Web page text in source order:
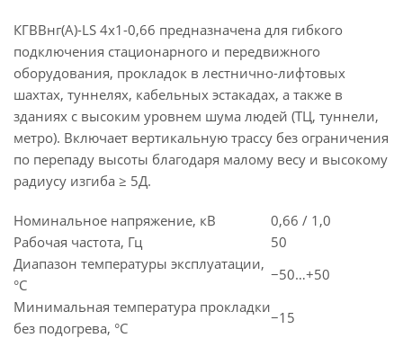
КГВВнг(А)-LS 4х1-0,66 предназначена для гибкого
подключения стационарного и передвижного
оборудования, прокладок в лестнично-лифтовых
шахтах, туннелях, кабельных эстакадах, а также в
зданиях с высоким уровнем шума людей (ТЦ, туннели,
метро). Включает вертикальную трассу без ограничения
по перепаду высоты благодаря малому весу и высокому
радиусу изгиба ≥ 5Д.
Номинальное напряжение, кВ
0,66 / 1,0
Рабочая частота, Гц
50
Диапазон температуры эксплуатации,
°C
−50…+50
Минимальная температура прокладки
без подогрева, °C
−15